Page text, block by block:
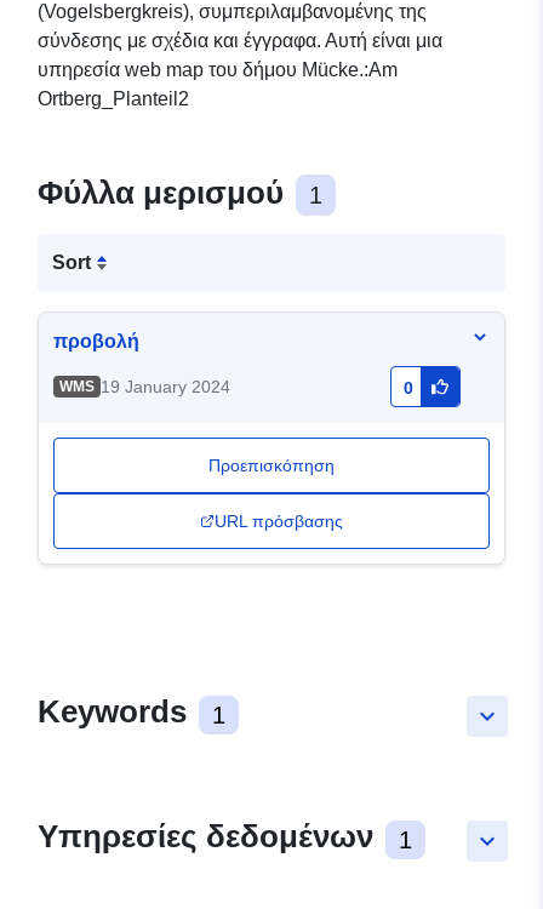
(Vogelsbergkreis), συμπεριλαμβανομένης της
σύνδεσης με σχέδια και έγγραφα. Αυτή είναι μια
υπηρεσία web map του δήμου Mücke.:Am
Ortberg_Planteil2
Φύλλα μερισμού 1
Sort
προβολή
WMS 19 January 2024 0
Προεπισκόπηση
URL πρόσβασης
keyboard_arrow_down
Keywords 1
keyboard_arrow_down
Υπηρεσίες δεδομένων 1